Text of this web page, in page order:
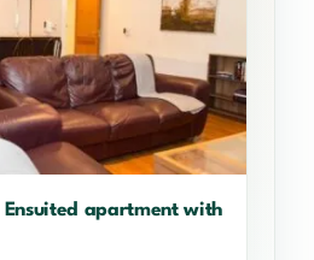
Ensuited apartment with